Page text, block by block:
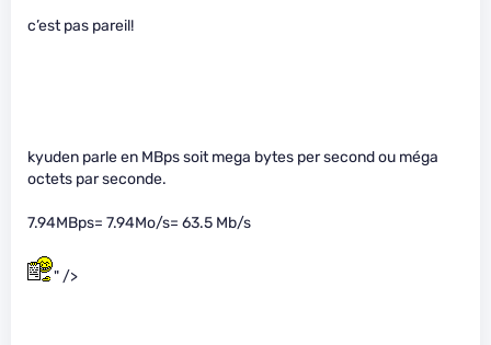
c’est pas pareil!
kyuden parle en MBps soit mega bytes per second ou méga
octets par seconde.
7.94MBps= 7.94Mo/s= 63.5 Mb/s
" />